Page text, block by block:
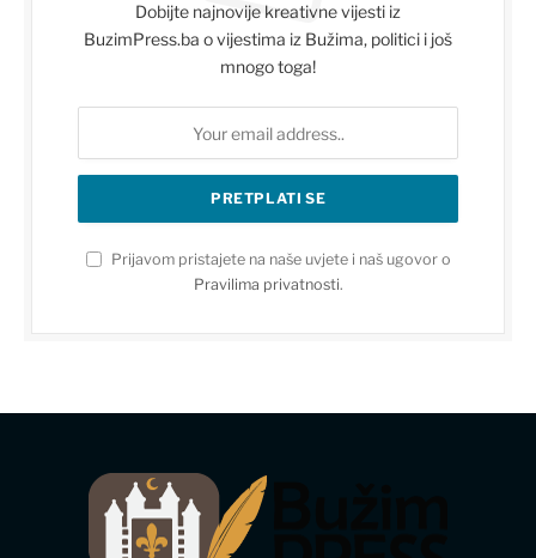
Dobijte najnovije kreativne vijesti iz
BuzimPress.ba o vijestima iz Bužima, politici i još
mnogo toga!
Prijavom pristajete na naše uvjete i naš ugovor o
Pravilima privatnosti.